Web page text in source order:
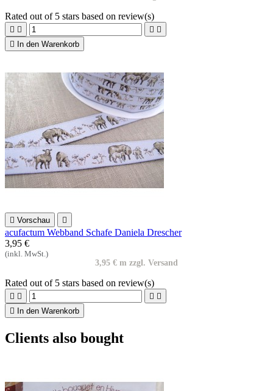
Rated out of 5 stars based on review(s)
   

In den Warenkorb
 Vorschau 
acufactum Webband Schafe Daniela Drescher
3,95 €
(inkl. MwSt.)
3,95 € m zzgl. Versand
Rated out of 5 stars based on review(s)
   

In den Warenkorb
Clients also bought